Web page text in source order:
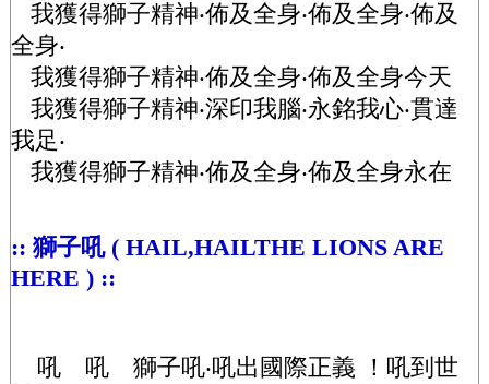
我獲得獅子精神‧佈及全身‧佈及全身‧佈及
全身‧
我獲得獅子精神‧佈及全身‧佈及全身今天
我獲得獅子精神‧深印我腦‧永銘我心‧貫達
我足‧
我獲得獅子精神‧佈及全身‧佈及全身永在
:: 獅子吼 ( HAIL,HAILTHE LIONS ARE
HERE ) ::
吼 吼 獅子吼‧吼出國際正義 ！吼到世